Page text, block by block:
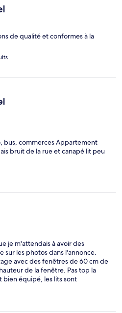
de qualité et conformes à la
bus, commerces Appartement
bruit de la rue et canapé lit peu
je m'attendais à avoir des
sur les photos dans l'annonce.
avec des fenêtres de 60 cm de
de la fenêtre. Pas top la
bien équipé, les lits sont
Nous mangions tous les soirs à
manquer de rien. Le frigo est